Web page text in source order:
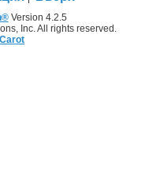
Version 4.2.5
Inc. All rights reserved.